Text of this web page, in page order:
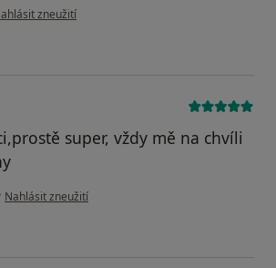
názoru uživatele Váš účet byl odstraněn
zneužití
super, vždy mě na chvíli
podle názoru uživatele Pacient
Nahlásit zneužití